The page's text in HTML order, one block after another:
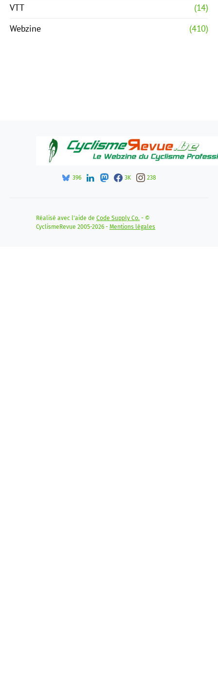
VTT
(14)
Webzine
(410)
396 3K 238
Réalisé avec l'aide de Code Supply Co. - ©
CyclismeRevue 2005-2026 - Mentions légales